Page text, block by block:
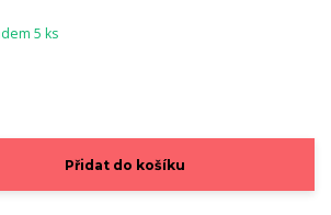
5 ks
Přidat do košíku